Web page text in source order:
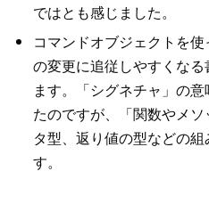
ではとも感じました。
コマンドオブジェクトを
の変更に追従しやすくな
ます。「シグネチャ」の
たのですが、「関数やメ
タ型、返り値の型などの
す。